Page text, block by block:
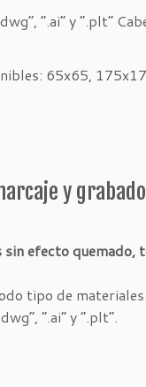
“.ai” y “.plt”
65x65,
y
efecto quemado,
tipo de materiales.
“.ai” y “.plt”.